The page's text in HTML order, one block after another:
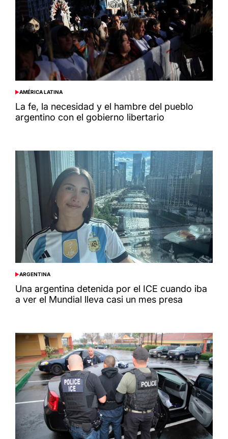
POSTED
IN
AMÉRICA LATINA
La fe, la necesidad y el hambre del pueblo
argentino con el gobierno libertario
POSTED
IN
ARGENTINA
Una argentina detenida por el ICE cuando iba
a ver el Mundial lleva casi un mes presa